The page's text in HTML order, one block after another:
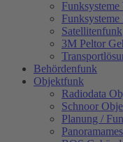
Satellitenfunk
3M Peltor
Behördenfunk
Objektfunk
Radiodata
Schnoor
Planung /